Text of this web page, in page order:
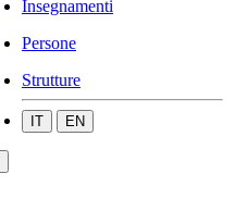
Insegnamenti
Persone
Strutture
IT EN